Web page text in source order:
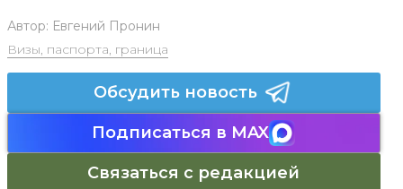
Автор: Евгений Пронин
Визы, паспорта, граница
Обсудить новость
Подписаться в MAX
Связаться с редакцией